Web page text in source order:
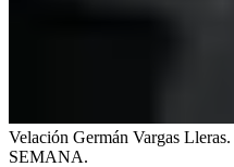
Velación Germán Vargas Lleras.
SEMANA.